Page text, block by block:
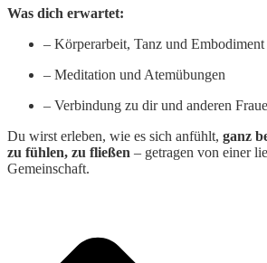
Was dich erwartet:
– Körperarbeit, Tanz und Embodiment
– Meditation und Atemübungen
– Verbindung zu dir und anderen
Du wirst erleben, wie es sich anfühlt, ganz
zu fühlen, zu fließen – getragen von einer
Gemeinschaft.